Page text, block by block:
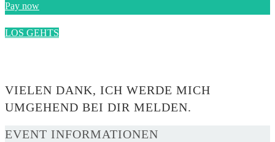
Pay now
LOS GEHTS
VIELEN DANK, ICH WERDE MICH
UMGEHEND BEI DIR MELDEN.
EVENT INFORMATIONEN